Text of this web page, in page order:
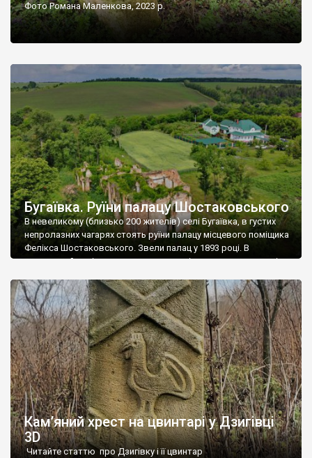
Фото Романа Маленкова, 2023 р.
Бугаївка. Руїни палацу Шостаковського
В невеликому (близько 200 жителів) селі Бугаївка, в густих
непролазних чагарях стоять руїни палацу місцевого поміщика
Фелікса Шостаковського. Звели палац у 1893 році. В
радянський період у ньому спочатку містилася школа, потім
століття тут розмістили туберкульозну лікарню. Коли із
палацу виїхала лікарня – ми точно не […]
Кам’яний хрест на цвинтарі у Дзигівці
3D
Читайте статтю про Дзигівку і її цвинтар